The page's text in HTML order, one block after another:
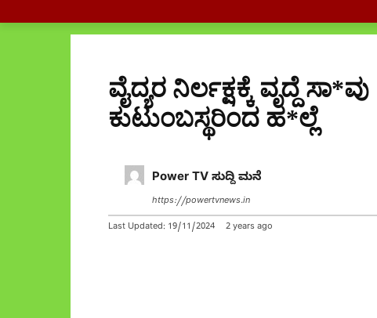
ವೈದ್ಯರ ನಿರ್ಲಕ್ಷಕ್ಕೆ ವೃದ್ದೆ
ಕುಟುಂಬಸ್ಥರಿಂದ ಹ*ಲ್ಲೆ
Power TV ಸುದ್ದಿ ಮನೆ
https://powertvnews.in
Last Updated: 19/11/2024 2 years ago